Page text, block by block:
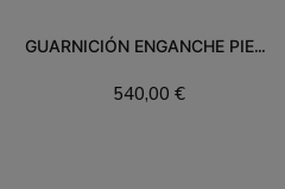
GUARNICIÓN ENGANCHE PIEL "PRESENTACIÓN"
540,00 €
Añadir al carrito